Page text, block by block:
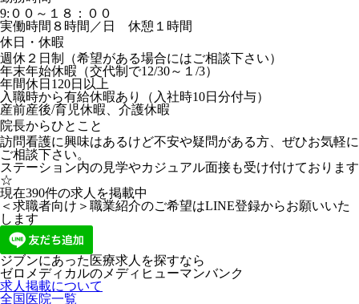
9:００～１８：００
実働時間８時間／日 休憩１時間
休日・休暇
週休２日制（希望がある場合にはご相談下さい）
年末年始休暇（交代制で12/30～１/3）
年間休日120日以上
入職時から有給休暇あり（入社時10日分付与）
産前産後/育児休暇、介護休暇
院長からひとこと
訪問看護に興味はあるけど不安や疑問がある方、ぜひお気軽に
ご相談下さい。
ステーション内の見学やカジュアル面接も受け付けております
☆
現在390件の求人を掲載中
＜求職者向け＞職業紹介のご希望はLINE登録からお願いいた
します
ジブンにあった医療求人を探すなら
ゼロメディカルの メディヒューマンバンク
求人掲載について
全国医院一覧